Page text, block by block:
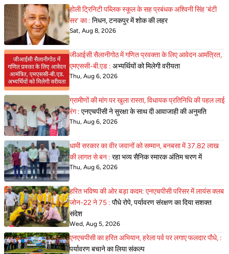
होली ट्रिनिटी पब्लिक स्कूल के सह प्रबंधक अश्विनी सिंह ‘बंटी
सर’ का : निधन, टनकपुर में शोक की लहर
Sat, Aug 8, 2026
जीआईसी सैलानीगोठ में गणित प्रवक्ता के लिए आवेदन आमंत्रित,
एमएससी-बी.एड : अभ्यर्थियों को मिलेगी वरीयता
Thu, Aug 6, 2026
ग्रामीणों की मांग पर खुला रास्ता, विधायक प्रतिनिधि की पहल लाई
रंग : एनएचपीसी ने सुरक्षा के साथ दी आवाजाही की अनुमति
Thu, Aug 6, 2026
धामी सरकार का वीर जवानों को सम्मान, बनबसा में 37.82 लाख
की लागत से बन : रहा भव्य सैनिक स्मारक अंतिम चरण में
Thu, Aug 6, 2026
हरित भविष्य की ओर बड़ा कदम: एनएचपीसी परिसर में लायंस क्लब
जोन-22 ने 75 : पौधे रोपे, पर्यावरण संरक्षण का दिया सशक्त
संदेश
Wed, Aug 5, 2026
एनएचपीसी का हरित अभियान, हरेला पर्व पर लगाए फलदार पौधे, :
पर्यावरण बचाने का लिया संकल्प